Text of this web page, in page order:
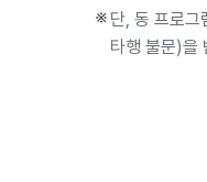
단, 동 프로그
타행 불문)을